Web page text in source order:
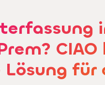
Lösung für